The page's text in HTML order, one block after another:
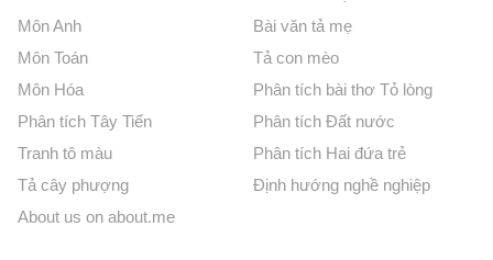
Môn Anh
Môn Toán
Môn Hóa
Phân tích Tây Tiến
Tranh tô màu
Tả cây phượng
About us on about.me
Bài văn tả mẹ
Tả con mèo
Phân tích bài thơ Tỏ lòng
Phân tích Đất nước
Phân tích Hai đứa trẻ
Định hướng nghề nghiệp